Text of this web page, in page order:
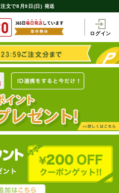
注文で8月9日(日) 発送
ログイン